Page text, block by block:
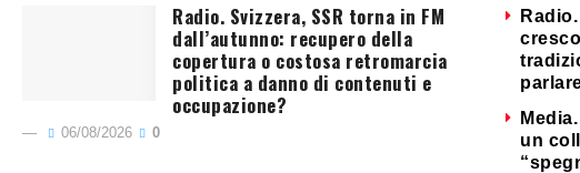
Radio. Svizzera, SSR torna in FM
dall’autunno: recupero della
copertura o costosa retromarcia
politica a danno di contenuti e
occupazione?
06/08/2026 0
un